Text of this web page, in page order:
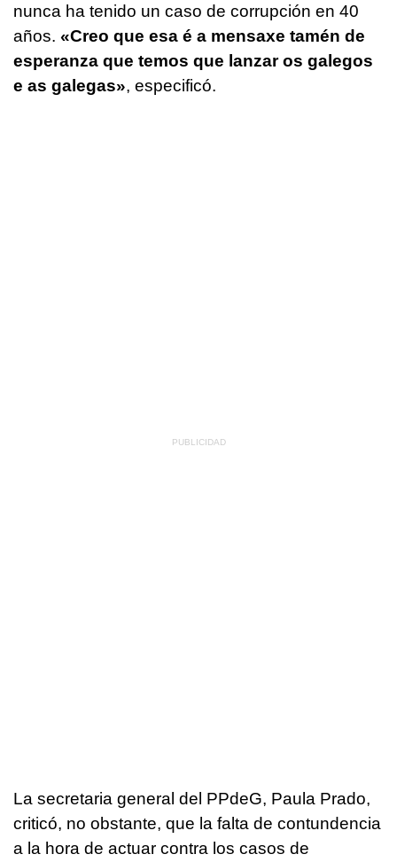
nunca ha tenido un caso de corrupción en 40
años. «Creo que esa é a mensaxe tamén de
esperanza que temos que lanzar os galegos
e as galegas», especificó.
La secretaria general del PPdeG, Paula Prado,
criticó, no obstante, que la falta de contundencia
a la hora de actuar contra los casos de